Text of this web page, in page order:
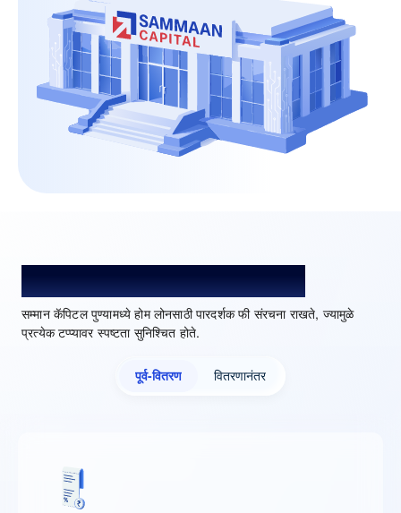
पुण्यामध्ये होम लोनसाठी फी आणि शुल्क
सम्मान कॅपिटल पुण्यामध्ये होम लोनसाठी पारदर्शक फी संरचना राखते, ज्यामुळे
प्रत्येक टप्प्यावर स्पष्टता सुनिश्चित होते.
पूर्व-वितरण वितरणानंतर